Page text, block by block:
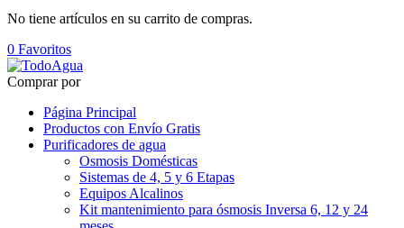
No tiene artículos en su carrito de compras.
0 Favoritos
Comprar por
Página Principal
Productos con Envío Gratis
Purificadores de agua
Osmosis Domésticas
Sistemas de 4, 5 y 6 Etapas
Equipos Alcalinos
Kit mantenimiento para ósmosis Inversa 6, 12 y 24